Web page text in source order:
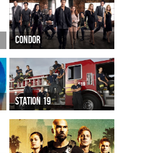
CONDOR
STATION 19